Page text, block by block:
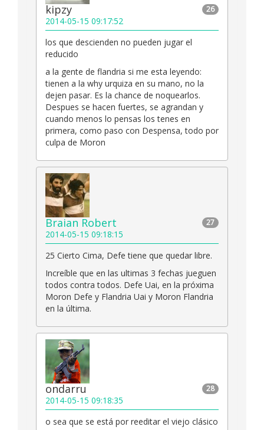
26
kipzy
2014-05-15 09:17:52
los que descienden no pueden jugar el
reducido
a la gente de flandria si me esta leyendo:
tienen a la why urquiza en su mano, no la
dejen pasar. Es la chance de noquearlos.
Despues se hacen fuertes, se agrandan y
cuando menos lo pensas los tenes en
primera, como paso con Despensa, todo por
culpa de Moron
27
Braian Robert
2014-05-15 09:18:15
25 Cierto Cima, Defe tiene que quedar libre.
Increíble que en las ultimas 3 fechas jueguen
todos contra todos. Defe Uai, en la próxima
Moron Defe y Flandria Uai y Moron Flandria
en la última.
28
ondarru
2014-05-15 09:18:35
o sea que se está por reeditar el viejo clásico